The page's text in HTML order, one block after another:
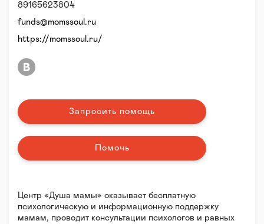
Центр «Душа мамы» оказывает бесплатную
психологическую и информационную поддержку
мамам, проводит консультации психологов и равных
89165623804
funds@momssoul.ru
https://momssoul.ru/
Запросить помощь
Помочь